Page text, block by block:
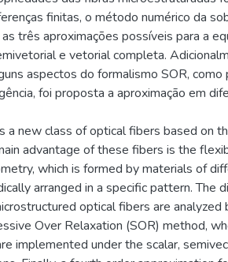
finitas, o método numérico da
três aproximações possíveis para a
e vetorial completa.
aspectos do formalismo SOR, como
foi proposta a aproximação em
a new class of optical fibers based on
advantage of these fibers is the
which is formed by materials of
arranged in a specific pattern. The
optical fibers are analyzed
Over Relaxation (SOR) method,
implemented under the scalar,